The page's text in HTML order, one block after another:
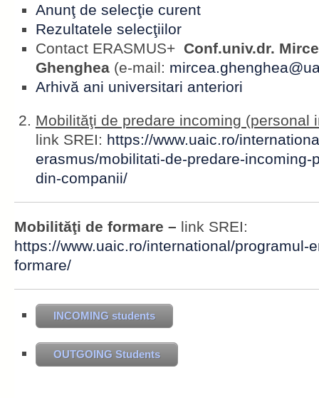
Anunţ de selecţie curent
Rezultatele selecţiilor
Contact ERASMUS+ Conf.univ.dr.
Ghenghea (e-mail:
Arhivă ani universitari anteriori
Mobilităţi de predare incoming (personal
link SREI: https://www.uaic.ro/
erasmus/mobilitati-de-predare-incoming-
din-companii/
Mobilităţi de formare – link SREI:
https://www.uaic.ro/international/programul-
formare/
INCOMING students
OUTGOING Students